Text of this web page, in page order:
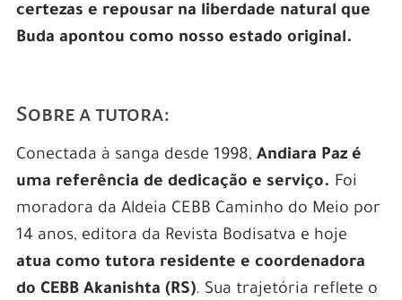
certezas e repousar na liberdade natural que
Buda apontou como nosso estado original.
Sobre a tutora:
Conectada à sanga desde 1998, Andiara Paz é
uma referência de dedicação e serviço. Foi
moradora da Aldeia CEBB Caminho do Meio por
14 anos, editora da Revista Bodisatva e hoje
atua como tutora residente e coordenadora
do CEBB Akanishta (RS). Sua trajetória reflete o